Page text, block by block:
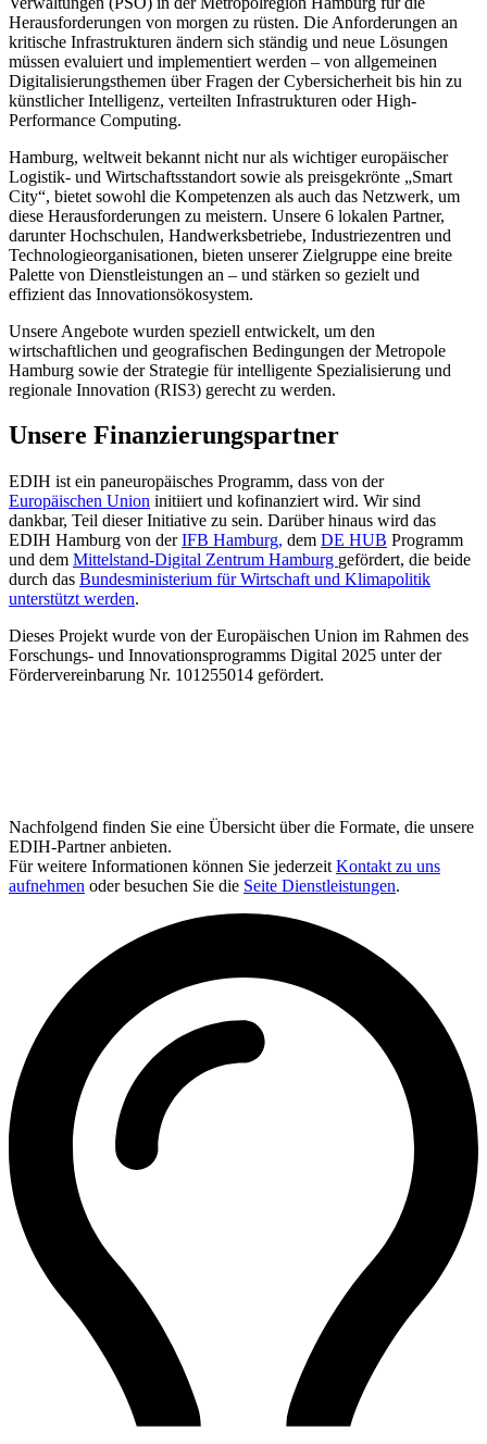
Herausforderungen von morgen zu rüsten. Die Anforderungen an
kritische Infrastrukturen ändern sich ständig und neue Lösungen
müssen evaluiert und implementiert werden – von allgemeinen
Digitalisierungsthemen über Fragen der Cybersicherheit bis hin zu
künstlicher Intelligenz, verteilten Infrastrukturen oder High-
Performance Computing.
Hamburg, weltweit bekannt nicht nur als wichtiger europäischer
Logistik- und Wirtschaftsstandort sowie als preisgekrönte „Smart
City“, bietet sowohl die Kompetenzen als auch das Netzwerk, um
diese Herausforderungen zu meistern. Unsere 6 lokalen Partner,
darunter Hochschulen, Handwerksbetriebe, Industriezentren und
Technologieorganisationen, bieten unserer Zielgruppe eine breite
Palette von Dienstleistungen an – und stärken so gezielt und
effizient das Innovationsökosystem.
Unsere Angebote wurden speziell entwickelt, um den
wirtschaftlichen und geografischen Bedingungen der Metropole
Hamburg sowie der Strategie für intelligente Spezialisierung und
regionale Innovation (RIS3) gerecht zu werden.
Unsere Finanzierungspartner
EDIH ist ein paneuropäisches Programm, dass von der
Europäischen Union initiiert und kofinanziert wird. Wir sind
dankbar, Teil dieser Initiative zu sein. Darüber hinaus wird das
EDIH Hamburg von derIFB Hamburg, dem DE HUB Programm
und dem Mittelstand-Digital Zentrum Hamburg gefördert, die beide
durch das Bundesministerium für Wirtschaft und Klimapolitik
unterstützt werden.
Dieses Projekt wurde von der Europäischen Union im Rahmen des
Forschungs- und Innovationsprogramms Digital 2025 unter der
Fördervereinbarung Nr. 101255014 gefördert.
Nachfolgend finden Sie eine Übersicht über die Formate, die unsere
EDIH-Partner anbieten.
Für weitere Informationen können Sie jederzeit Kontakt zu uns
aufnehmen oder besuchen Sie die Seite Dienstleistungen.